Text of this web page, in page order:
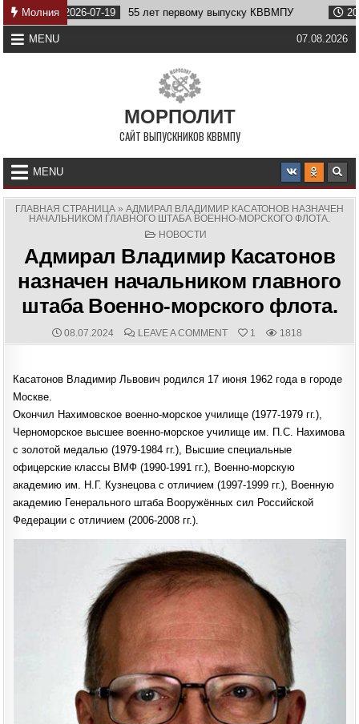
Skip
to
content
Молния
2026-07-19 55 лет первому выпуску КВВМПУ 2026-07-
MENU 07.08.2026
МОРПОЛИТ
САЙТ ВЫПУСКНИКОВ КВВМПУ
MENU
ГЛАВНАЯ СТРАНИЦА » АДМИРАЛ ВЛАДИМИР КАСАТОНОВ НАЗНАЧЕН
НАЧАЛЬНИКОМ ГЛАВНОГО ШТАБА ВОЕННО-МОРСКОГО ФЛОТА.
POSTED
НОВОСТИ
Адмирал Владимир Касатонов
назначен начальником главного
штаба Военно-морского флота.
PUBLISHED
DATE:
08.07.2024 COMMENTS:
LEAVE A COMMENTON
АДМИРАЛ
НАЧАЛЬНИКОМ
ВОЕННО-
МОРСКОГО
ФЛОТА.
1 1818
Касатонов Владимир Львович родился 17 июня 1962 года в городе
Москве.
Окончил Нахимовское военно-морское училище (1977-1979 гг.),
Черноморское высшее военно-морское училище им. П.С. Нахимова
с золотой медалью (1979-1984 гг.), Высшие специальные
офицерские классы ВМФ (1990-1991 гг.), Военно-морскую
академию им. Н.Г. Кузнецова с отличием (1997-1999 гг.), Военную
академию Генерального штаба Вооружённых сил Российской
Федерации с отличием (2006-2008 гг.).